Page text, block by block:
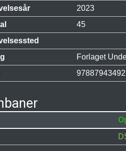
2023
45
Forlaget